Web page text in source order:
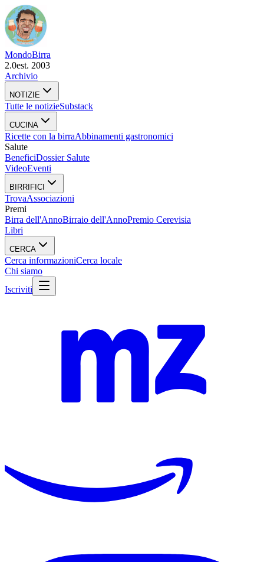
MondoBirra
2.0est. 2003
Archivio
NOTIZIE
Tutte le notizieSubstack
CUCINA
Ricette con la birraAbbinamenti gastronomici
Salute
BeneficiDossier Salute
VideoEventi
BIRRIFICI
TrovaAssociazioni
Premi
Birra dell'AnnoBirraio dell'AnnoPremio Cerevisia
Libri
CERCA
Cerca informazioniCerca locale
Chi siamo
Iscriviti